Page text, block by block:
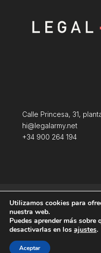
Calle Princesa, 31,
hi@legalarmy.net
+34 900 264 194
Terminos y
Producida por
Utilizamos cookies para
nuestra web.
Puedes aprender más
desactivarlas en los ajustes.
Aceptar